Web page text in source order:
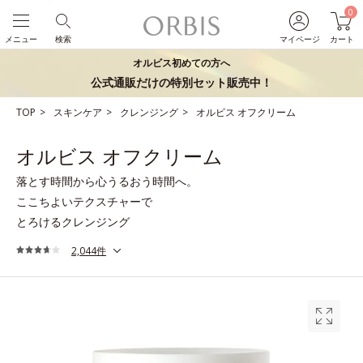
マイページ
0
カート
検索
メニュー
オルビス初めての方へ
公式通販だけの特別セット販売中！
TOP スキンケア クレンジング オルビス オフクリーム
オルビス オフクリーム
落とす時間から心うるおう時間へ。
ここちよいテクスチャーで
とろけるクレンジング
2,044件